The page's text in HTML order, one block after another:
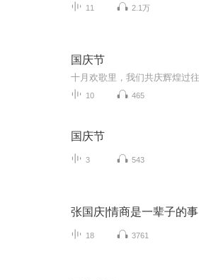
11 2.1万
国庆节
10 465
国庆节
3 543
张国庆|情商是一辈子的事
18 3761